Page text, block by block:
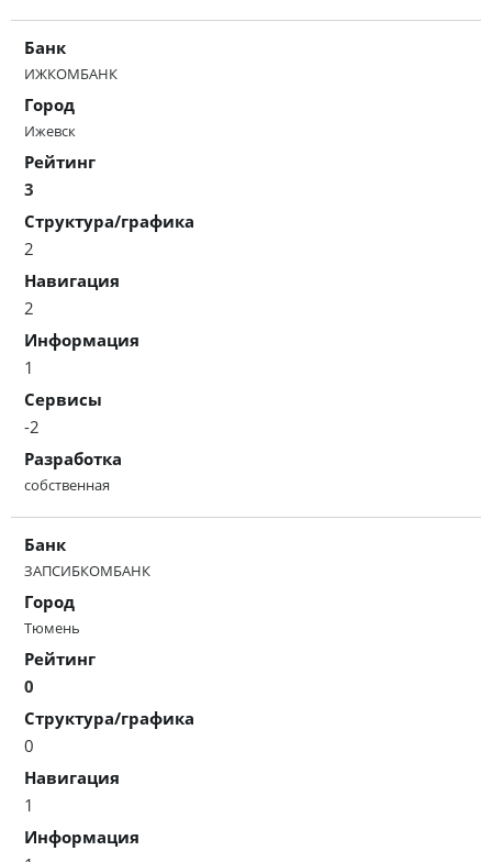
Банк
ИЖКОМБАНК
Город
Ижевск
Рейтинг
3
Структура/графика
2
Навигация
2
Информация
1
Сервисы
-2
Разработка
собственная
Банк
ЗАПСИБКОМБАНК
Город
Тюмень
Рейтинг
0
Структура/графика
0
Навигация
1
Информация